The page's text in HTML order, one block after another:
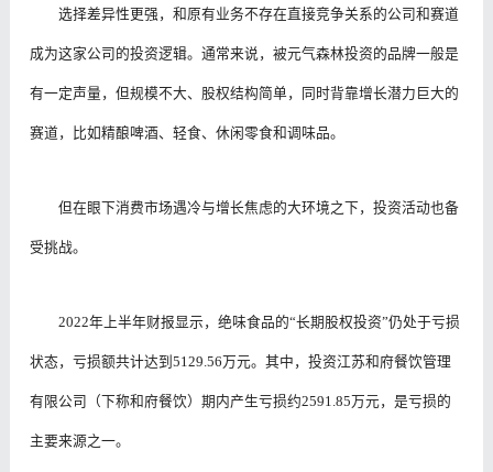
选择差异性更强，和原有业务不存在直接竞争关系的公司和赛道
成为这家公司的投资逻辑。通常来说，被元气森林投资的品牌一般是
有一定声量，但规模不大、股权结构简单，同时背靠增长潜力巨大的
赛道，比如精酿啤酒、轻食、休闲零食和调味品。
但在眼下消费市场遇冷与增长焦虑的大环境之下，投资活动也备
受挑战。
2022年上半年财报显示，绝味食品的“长期股权投资”仍处于亏损
状态，亏损额共计达到5129.56万元。其中，投资江苏和府餐饮管理
有限公司（下称和府餐饮）期内产生亏损约2591.85万元，是亏损的
主要来源之一。